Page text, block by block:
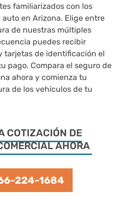
familiarizados con los
en Arizona. Elige entre
de nuestras múltiples
puedes recibir
tarjetas de identificación el
pago. Compara el seguro de
ahora y comienza tu
de los vehículos de tu
COTIZACIÓN DE
AHORA
224-1684